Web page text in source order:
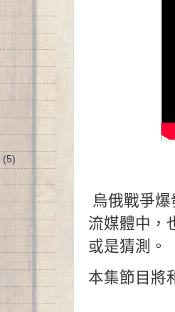
烏俄戰爭
流媒體中，
或是猜測。
(5)